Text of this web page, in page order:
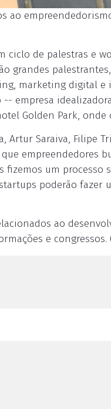
ao
ciclo de palestras e
grandes
marketing digital e
empresa
Golden Park,
Artur Saraiva, Filipe
empreendedores
fizemos um processo
poderão fazer
ao
e congressos.